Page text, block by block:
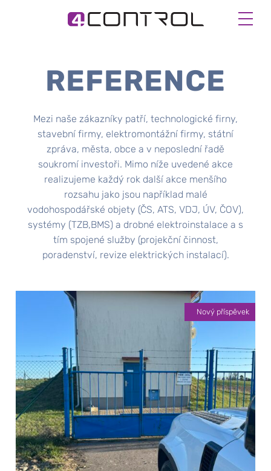
REFERENCE
Mezi naše zákazníky patří, technologické firny,
stavební firmy, elektromontážní firmy, státní
zpráva, města, obce a v neposlední řadě
soukromí investoři. Mimo níže uvedené akce
realizujeme každý rok další akce menšího
rozsahu jako jsou například malé
vodohospodářské objety (ČS, ATS, VDJ, ÚV, ČOV),
systémy (TZB,BMS) a drobné elektroinstalace a s
tím spojené služby (projekční činnost,
poradenství, revize elektrických instalací).
Nový příspěvek